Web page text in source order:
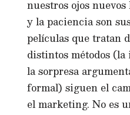
nuestros ojos
y la paciencia son
películas que tratan
distintos métodos
la sorpresa
formal) siguen el
el marketing. No es